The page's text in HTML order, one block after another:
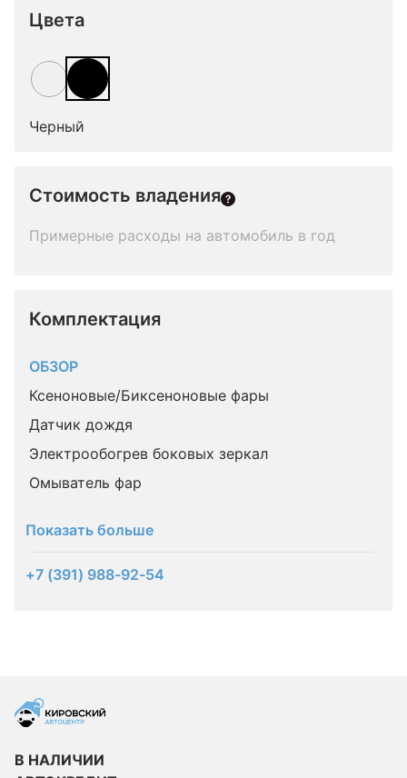
Цвета
Черный
Стоимость владения
Примерные расходы на автомобиль в год
Комплектация
ОБЗОР
Ксеноновые/Биксеноновые фары
Датчик дождя
Электрообогрев боковых зеркал
Омыватель фар
Показать больше
+7 (391) 988-92-54
В НАЛИЧИИ